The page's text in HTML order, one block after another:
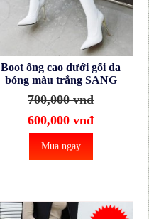
Boot ống cao dưới gối da
bóng màu trắng SANG
CHẢNH GCC2702
700,000 vnđ
600,000 vnđ
Mua ngay